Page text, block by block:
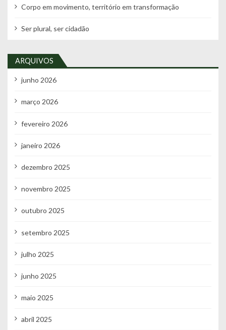
Corpo em movimento, território em transformação
Ser plural, ser cidadão
ARQUIVOS
junho 2026
março 2026
fevereiro 2026
janeiro 2026
dezembro 2025
novembro 2025
outubro 2025
setembro 2025
julho 2025
junho 2025
maio 2025
abril 2025